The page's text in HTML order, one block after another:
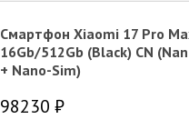
Смартфон Xiaomi 17 Pro
16Gb/512Gb (Black) CN
+ Nano-Sim)
98230 ₽